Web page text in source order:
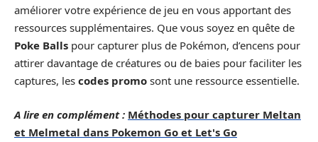
améliorer votre expérience de jeu en vous apportant des
ressources supplémentaires. Que vous soyez en quête de
Poke Balls pour capturer plus de Pokémon, d’encens pour
attirer davantage de créatures ou de baies pour faciliter les
captures, les codes promo sont une ressource essentielle.
A lire en complément : Méthodes pour capturer Meltan
et Melmetal dans Pokemon Go et Let's Go